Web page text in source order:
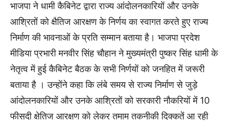
भाजपा ने धामी कैबिनेट द्वारा राज्य आंदोलनकारियों और उनके
आश्रितों को क्षैतिज आरक्षण के निर्णय का स्वागत करते हुए राज्य
निर्माण की भावनाओं के प्रति सम्मान बताया है। भाजपा प्रदेश
मीडिया प्रभारी मनवीर सिंह चौहान ने मुख्यमंत्री पुष्कर सिंह धामी के
नेतृत्व में हुई कैबिनेट बैठक के सभी निर्णयों को जनहित में जरूरी
बताया है । उन्होंने कहा कि लंबे समय से राज्य निर्माण से जुड़े
आंदोलनकारियों और उनके आश्रितों को सरकारी नौकरियों में 10
फीसदी क्षेतिज आरक्षण को लेकर तमाम तकनीकी दिक्कतें आ रही